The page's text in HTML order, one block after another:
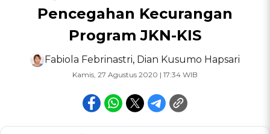
Pencegahan Kecurangan
Program JKN-KIS
Fabiola Febrinastri, Dian Kusumo Hapsari
Kamis, 27 Agustus 2020 | 17:34 WIB